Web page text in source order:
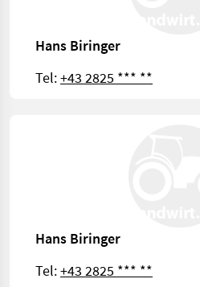
Hans Biringer
Tel:+43 2825 *** **
Hans Biringer
Tel:+43 2825 *** **